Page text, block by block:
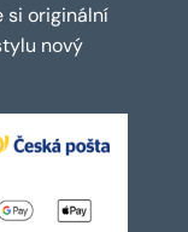
si originální
nový